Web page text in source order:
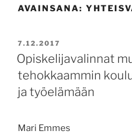
AVAINSANA:
JULKAISTU
7.12.2017
Opiskelijavalinnat
tehokkaammin
ja työelämään
Mari Emmes